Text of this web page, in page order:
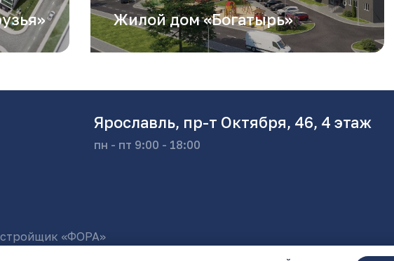
Жилой дом «Богатырь»
Ярославль, пр-т Октября, 46, 4 этаж
пн - пт 9:00 - 18:00
«ФОРА»